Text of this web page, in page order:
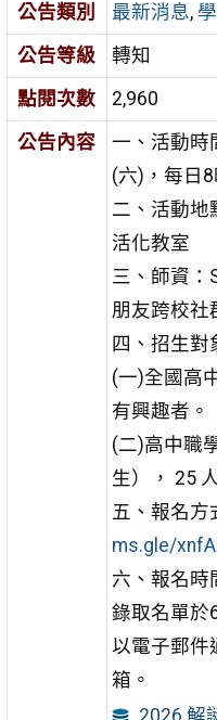
公告類別
最新消息,
公告等級
轉知
點閱次數
2,960
公告內容
一、活動時
(六)，每日
二、活動地
活化教室
三、師資：
朋友跨校社
四、招生對
(一)全國高
有興趣者。
(二)高中職
生）， 25
五、報名方
ms.gle/
六、報名時
錄取名單於
以電子郵件
箱。
2026 解